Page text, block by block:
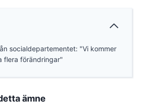
socialdepartementet: "Vi kommer
flera förändringar"
ämne